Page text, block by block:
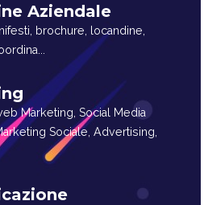
Aziendale
brochure, locandine,
Marketing, Social Media
Sociale, Advertising,